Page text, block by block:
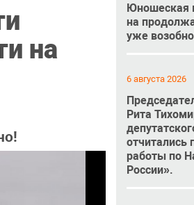
на
Юношеская
на
уже
6 августа 2026
Рита
отчитались
работы по
России».